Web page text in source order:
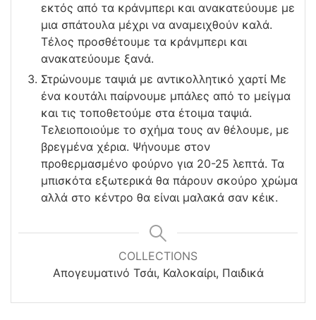
εκτός από τα κράνμπερι και ανακατεύουμε με
μια σπάτουλα μέχρι να αναμειχθούν καλά.
Τέλος προσθέτουμε τα κράνμπερι και
ανακατεύουμε ξανά.
Στρώνουμε ταψιά με αντικολλητικό χαρτί Με
ένα κουτάλι παίρνουμε μπάλες από το μείγμα
και τις τοποθετούμε στα έτοιμα ταψιά.
Τελειοποιούμε το σχήμα τους αν θέλουμε, με
βρεγμένα χέρια. Ψήνουμε στον
προθερμασμένο φούρνο για 20-25 λεπτά. Τα
μπισκότα εξωτερικά θα πάρουν σκούρο χρώμα
αλλά στο κέντρο θα είναι μαλακά σαν κέικ.
COLLECTIONS
Απογευματινό Τσάι, Καλοκαίρι, Παιδικά